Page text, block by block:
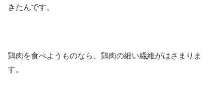
きたんです。
鶏肉を食べようものなら、鶏肉の細い繊維がはさまりま
す。